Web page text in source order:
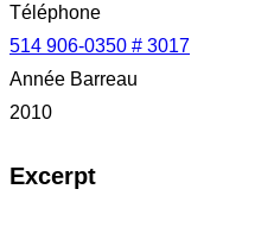
Téléphone
514 906-0350 # 3017
Année Barreau
2010
Excerpt